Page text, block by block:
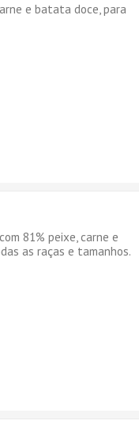
e batata doce, para
81% peixe, carne e
as raças e tamanhos.